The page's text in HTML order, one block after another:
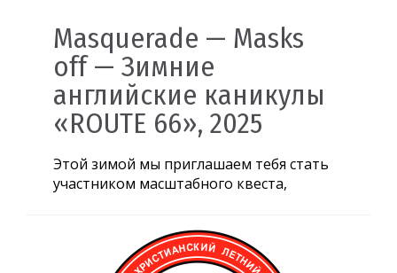
Masquerade — Masks
off — Зимние
английские каникулы
«ROUTE 66», 2025
Этой зимой мы приглашаем тебя стать
участником масштабного квеста,